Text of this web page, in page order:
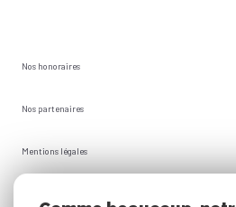
Nos honoraires
Nos partenaires
Mentions légales